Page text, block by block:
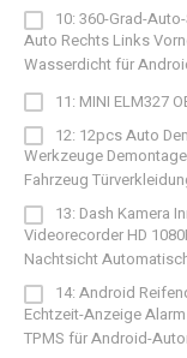
10: 360-Grad-
Auto Rechts Links
Wasserdicht für
11: MINI ELM327
12: 12pcs Auto
Werkzeuge
Fahrzeug
13: Dash Kamera
Videorecorder HD
Nachtsicht
14: Android
Echtzeit-Anzeige
TPMS für Android-